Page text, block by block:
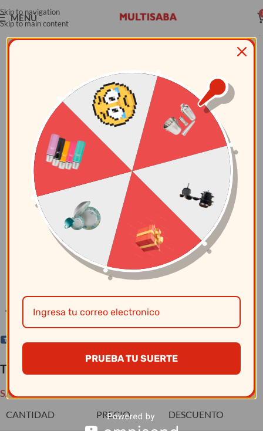
Skip to navigation
Skip to main content
MENÚ
Tramontina – Olla Alta N° 20 Profesional
S/280.90
CANTIDAD PRECIO DESCUENTO
PRUEBA TU SUERTE